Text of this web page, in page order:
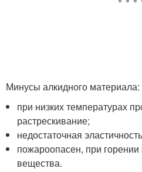
Минусы алкидного материала:
при низких температурах
растрескивание;
недостаточная
пожароопасен, при
вещества.